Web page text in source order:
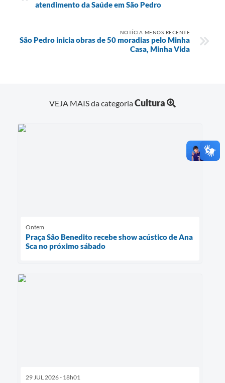
atendimento da Saúde em São Pedro
NOTÍCIA MENOS RECENTE
São Pedro inicia obras de 50 moradias pelo Minha
Casa, Minha Vida
VEJA MAIS da categoriaCultura
Ontem
Praça São Benedito recebe show acústico de Ana
Sca no próximo sábado
29 JUL 2026 - 18h01